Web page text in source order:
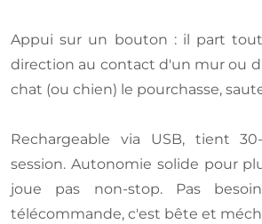
Appui sur un bouton : il part
direction au contact d'un mur ou
chat (ou chien) le pourchasse,
Rechargeable via USB, tient
session. Autonomie solide pour
joue pas non-stop. Pas
télécommande, c'est bête et